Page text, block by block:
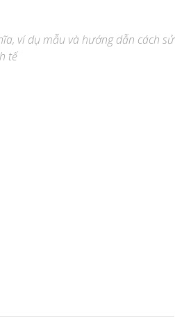
ví dụ mẫu và hướng dẫn cách sử
tế